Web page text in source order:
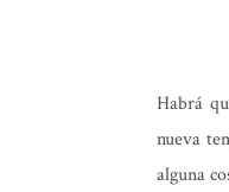
Habrá
nueva
alguna